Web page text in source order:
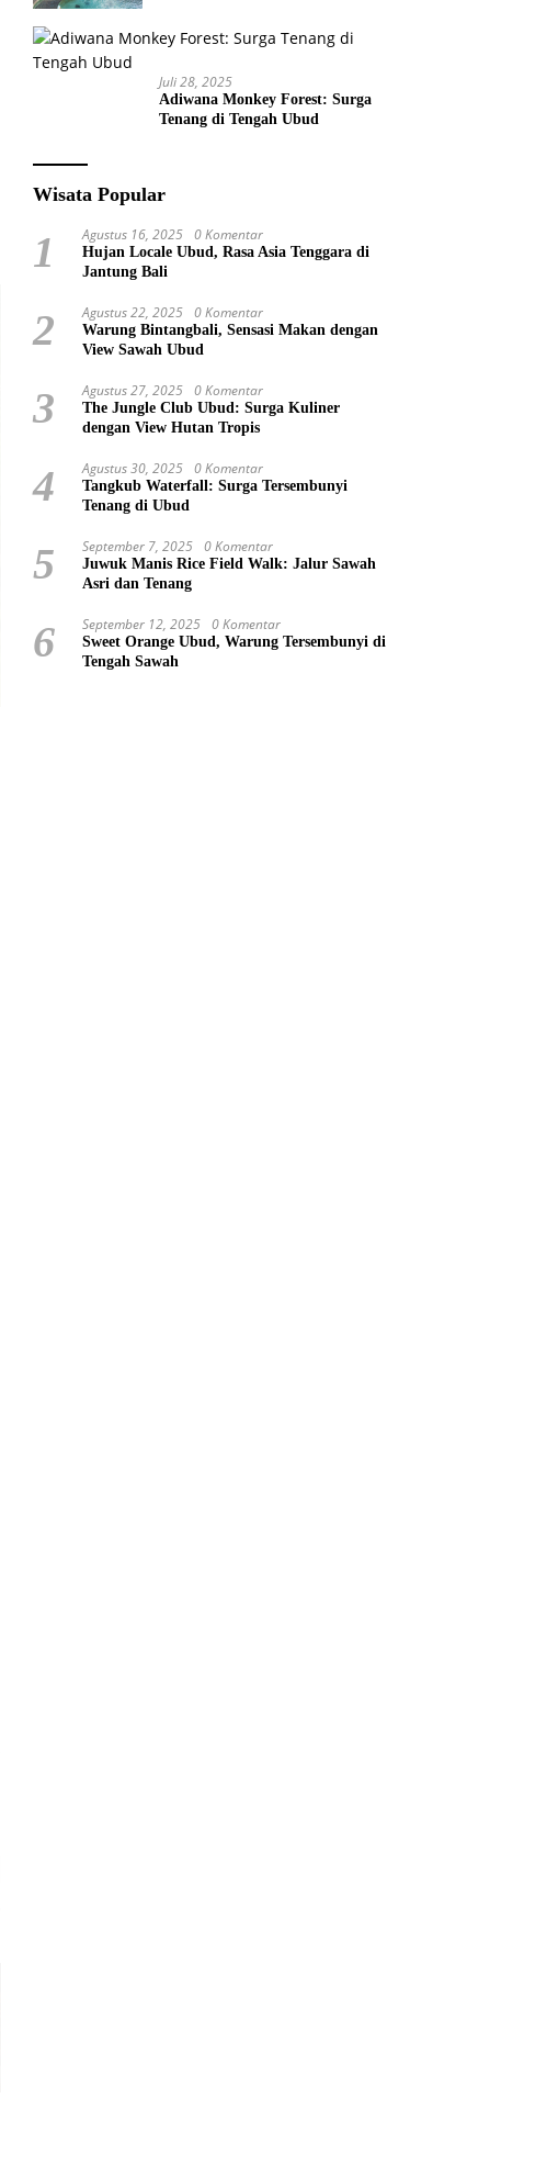
Juli 28, 2025
Adiwana Monkey Forest: Surga
Tenang di Tengah Ubud
Wisata Popular
1 Agustus 16, 2025 0 Komentar
Hujan Locale Ubud, Rasa Asia Tenggara di
Jantung Bali
2 Agustus 22, 2025 0 Komentar
Warung Bintangbali, Sensasi Makan dengan
View Sawah Ubud
3 Agustus 27, 2025 0 Komentar
The Jungle Club Ubud: Surga Kuliner
dengan View Hutan Tropis
4 Agustus 30, 2025 0 Komentar
Tangkub Waterfall: Surga Tersembunyi
Tenang di Ubud
5 September 7, 2025 0 Komentar
Juwuk Manis Rice Field Walk: Jalur Sawah
Asri dan Tenang
6 September 12, 2025 0 Komentar
Sweet Orange Ubud, Warung Tersembunyi di
Tengah Sawah